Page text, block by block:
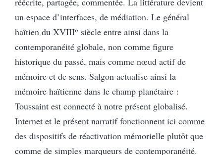
un espace d’interfaces, de médiation. Le général
haïtien du XVIIIᵉ siècle entre ainsi dans la
contemporanéité globale, non comme figure
historique du passé, mais comme nœud actif de
mémoire et de sens. Salgon actualise ainsi la
mémoire haïtienne dans le champ planétaire :
Toussaint est connecté à notre présent globalisé.
Internet et le présent narratif fonctionnent ici comme
des dispositifs de réactivation mémorielle plutôt que
comme de simples marqueurs de contemporanéité.